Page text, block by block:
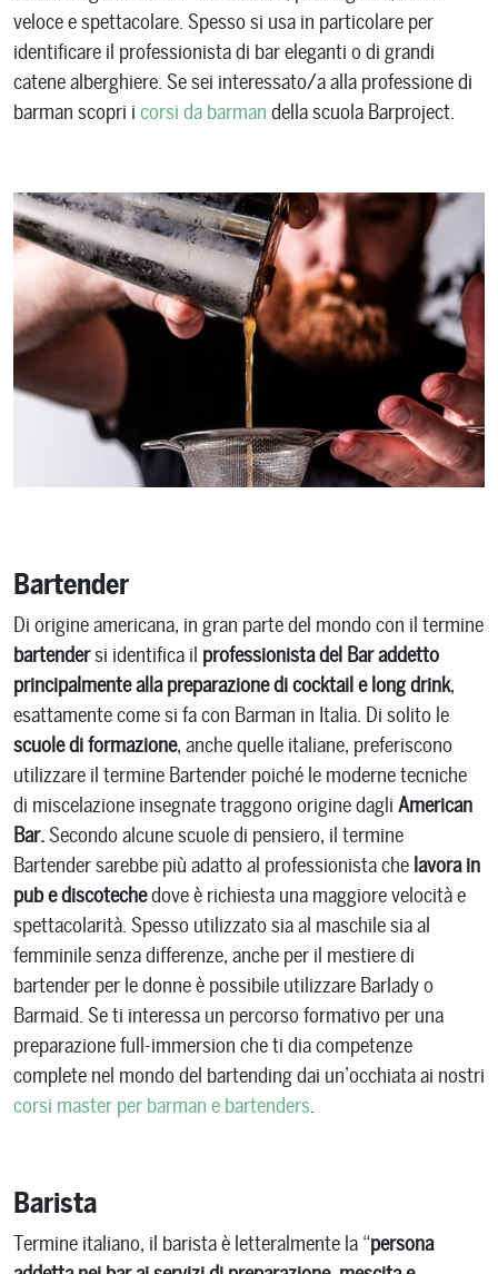
veloce e spettacolare. Spesso si usa in particolare per
identificare il professionista di bar eleganti o di grandi
catene alberghiere. Se sei interessato/a alla professione di
barman scopri i corsi da barman della scuola Barproject.
Bartender
Di origine americana, in gran parte del mondo con il termine
bartendersi identifica il professionista del Bar addetto
principalmente alla preparazione di cocktail e long drink,
esattamente come si fa con Barman in Italia. Di solito le
scuole di formazione, anche quelle italiane, preferiscono
utilizzare il termine Bartender poiché le moderne tecniche
di miscelazione insegnate traggono origine dagli American
Bar.Secondo alcune scuole di pensiero, il termine
Bartender sarebbe più adatto al professionista che lavora in
pub e discotechedove è richiesta una maggiore velocità e
spettacolarità. Spesso utilizzato sia al maschile sia al
femminile senza differenze, anche per il mestiere di
bartender per le donne è possibile utilizzare Barlady o
Barmaid. Se ti interessa un percorso formativo per una
preparazione full-immersion che ti dia competenze
complete nel mondo del bartending dai un’occhiata ai nostri
corsi master per barman e bartenders
Barista
Termine italiano, il barista è letteralmente la “persona